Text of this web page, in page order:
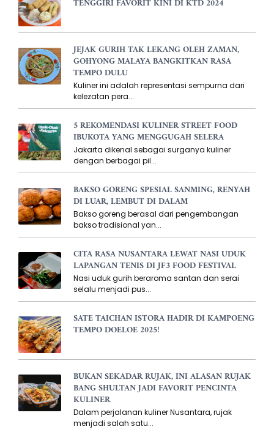
TENGGIRI FAVORIT KINI DI KTD 2024
JEJAK GURIH TAK LEKANG OLEH ZAMAN,
GOHYONG MALAYA BANGKITKAN RASA
TEMPO DULU
Kuliner ini adalah representasi sempurna dari
kelezatan pera...
5 REKOMENDASI KULINER STREET FOOD
IBUKOTA YANG MENGGUGAH SELERA
Jakarta dikenal sebagai surganya kuliner
dengan berbagai pil...
BAKSO GORENG SPESIAL SANMING, RENYAH
DI LUAR, LEMBUT DI DALAM
Bakso goreng berasal dari pengembangan
bakso tradisional yan...
CITA RASA NUSANTARA LEWAT NASI UDUK
LAPANGAN TENIS DI JF3 FOOD FESTIVAL
Nasi uduk gurih beraroma santan dan serai
selalu menjadi pus...
SATE TAICHAN ISTORA HADIR DI KAMPOENG
TEMPO DOELOE 2025!
BUKAN SEKADAR RUJAK, INI ALASAN RUJAK
BANG SHULTAN JADI FAVORIT PENCINTA
KULINER
Dalam perjalanan kuliner Nusantara, rujak
menjadi salah satu...